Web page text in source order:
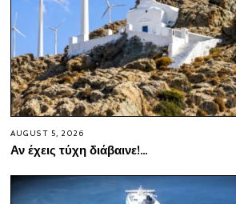
AUGUST 5, 2026
Αν έχεις τύχη διάβαινε!…